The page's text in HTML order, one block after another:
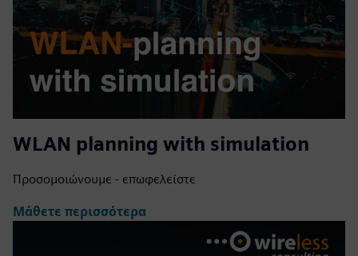
WLAN planning with simulation
Προσομοιώνουμε - επωφελείστε
Μάθετε περισσότερα